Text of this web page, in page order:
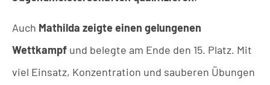
Auch Mathilda zeigte einen gelungenen
Wettkampf und belegte am Ende den 15. Platz. Mit
viel Einsatz, Konzentration und sauberen Übungen